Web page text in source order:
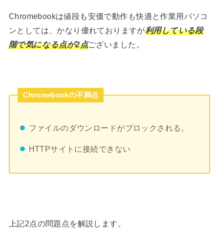
Chromebookは値段も安価で動作も快適と作業用パソコ
ンとしては、かなり優れておりますが利用している段
階で気になる点が2点ございました。
Chromebookの不満点
ファイルのダウンロードがブロックされる。
HTTPサイトに接続できない
上記2点の問題点を解説します。